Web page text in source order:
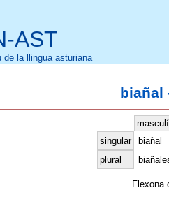
AST
de la llingua asturiana
biañal
singular
biañal
plural
Flexona